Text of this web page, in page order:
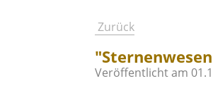
Zurück
Veröffentlicht am